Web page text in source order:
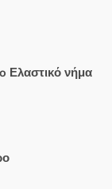
Ελαστικό νήμα